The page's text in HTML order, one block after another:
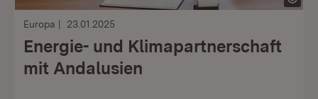
Europa 23.01.2025
Energie- und Klimapartnerschaft
mit Andalusien